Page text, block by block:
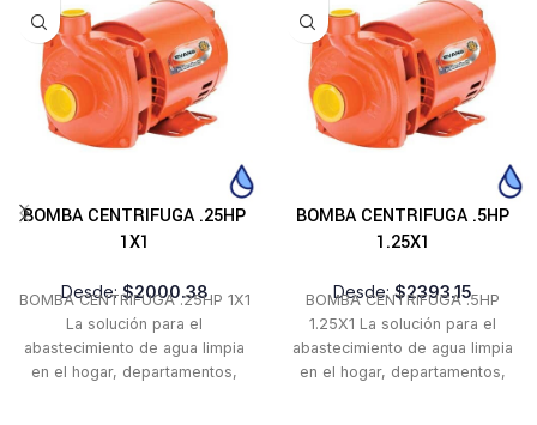
BOMBA CENTRIFUGA .25HP
1X1
Desde:$2000.38
BOMBA CENTRIFUGA .25HP 1X1
La solución para el
abastecimiento de agua limpia
en el hogar, departamentos,
BOMBA CENTRIFUGA .5HP
1.25X1
Desde:$2393.15
BOMBA CENTRIFUGA .5HP
1.25X1 La solución para el
abastecimiento de agua limpia
en el hogar, departamentos,